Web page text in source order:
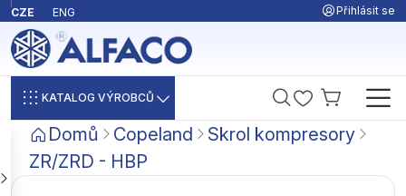
CZE ENG Přihlásit se
KATALOG VÝROBCŮ
Domů Copeland
Skrol kompresory
ZR/ZRD - HBP